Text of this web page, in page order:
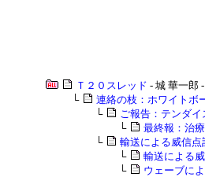
Ｔ２０スレッド - 城 華一郎 -
└
連絡の枝：ホワイトボ
└
ご報告：テンダ
└
最終報：治療
└
輸送による威信点
└
輸送による
└
ウェーブに